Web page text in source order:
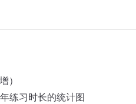
）
练习时长的统计图